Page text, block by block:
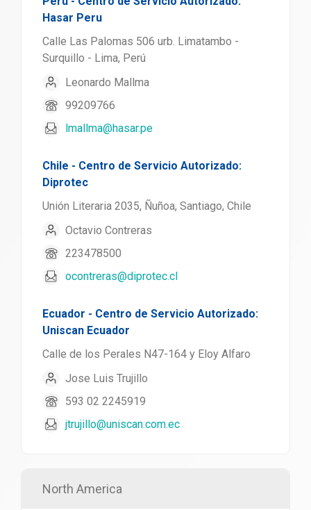
Hasar Peru
Calle Las Palomas 506 urb. Limatambo -
Surquillo - Lima, Perú
Leonardo Mallma
99209766
lmallma@hasar.pe
Chile - Centro de Servicio Autorizado:
Diprotec
Unión Literaria 2035, Ñuñoa, Santiago, Chile
Octavio Contreras
223478500
ocontreras@diprotec.cl
Ecuador - Centro de Servicio Autorizado:
Uniscan Ecuador
Calle de los Perales N47-164 y Eloy Alfaro
Jose Luis Trujillo
593 02 2245919
jtrujillo@uniscan.com.ec
North America